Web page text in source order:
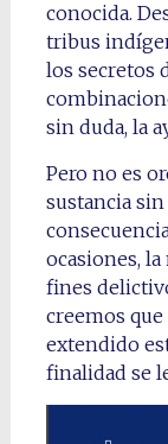
conocida.
tribus
los secretos
sin duda, la
Pero no es
sustancia
ocasiones,
fines
creemos
extendido
finalidad se